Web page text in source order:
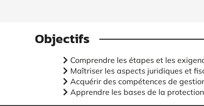
Objectifs
Comprendre les étapes et les
Maîtriser les aspects juridiques et
Acquérir des compétences de
Apprendre les bases de la